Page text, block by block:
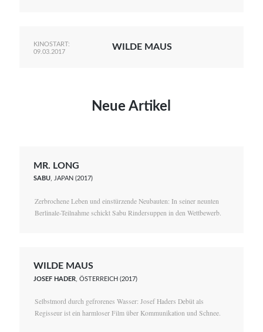
KINOSTART:
09.03.2017
WILDE MAUS
Neue Artikel
MR. LONG
SABU, JAPAN (2017)
Zerbrochene Leben und einstürzende Neubauten: In seiner neunten
Berlinale-Teilnahme schickt Sabu Rindersuppen in den Wettbewerb.
WILDE MAUS
JOSEF HADER , ÖSTERREICH (2017)
Selbstmord durch gefrorenes Wasser: Josef Haders Debüt als
Regisseur ist ein harmloser Film über Kommunikation und Schnee.